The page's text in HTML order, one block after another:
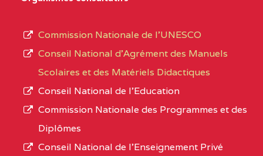
BAPTIST COMPREHENSIVE COLLEGE (
BAMENDA(1)
NORD-
OUEST
BAPTIST
COMPREHENSIVE
BAMENDA
type
L’offre
Commission Nationale de l’UNESCO
Conseil National d’Agrément des Manuels
Scolaires et des Matériels Didactiques
Conseil National de l’Education
Commission Nationale des Programmes et des
Diplômes
Conseil National de l’Enseignement Privé